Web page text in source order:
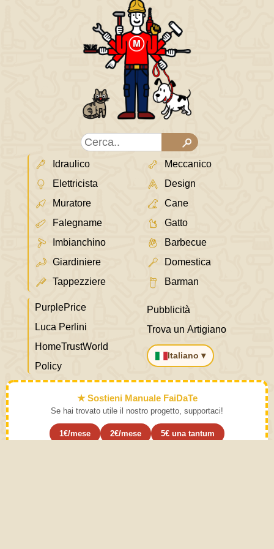
Idraulico
Elettricista
Muratore
Falegname
Imbianchino
Giardiniere
Tappezziere
Meccanico
Design
Cane
Gatto
Barbecue
Domestica
Barman
PurplePrice
Luca Perlini
HomeTrustWorld
Policy
Pubblicità
Trova un Artigiano
Italiano ▾
★ Sostieni Manuale FaiDaTe
Se hai trovato utile il nostro progetto, supportaci!
1€/mese 2€/mese 5€ una tantum